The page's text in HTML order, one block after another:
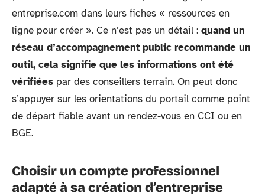
entreprise.com dans leurs fiches « ressources en
ligne pour créer ». Ce n’est pas un détail : quand un
réseau d’accompagnement public recommande un
outil, cela signifie que les informations ont été
vérifiées par des conseillers terrain. On peut donc
s’appuyer sur les orientations du portail comme point
de départ fiable avant un rendez-vous en CCI ou en
BGE.
Choisir un compte professionnel
adapté à sa création d’entreprise